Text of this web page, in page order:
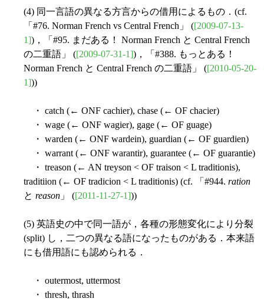
(4) 同一言語の異なる方言からの借用によるもの．(cf.
「#76. Norman French vs Central French」 ([2009-07-13-
1])，「#95. まだある！ Norman French と Central French
の二重語」 ([2009-07-31-1])，「#388. もっとある！
Norman French と Central French の二重語」 ([2010-05-20-
1]))
・ catch (← ONF cachier), chase (← OF chacier)
・ wage (← ONF wagier), gage (← OF guage)
・ warden (← ONF wardein), guardian (← OF guardien)
・ warrant (← ONF warantir), guarantee (← OF guarantie)
・ treason (← AN treyson < OF traison < L traditionis),
traditiion (← OF tradicion < L traditionis) (cf. 「#944. ration
と reason 」 ([2011-11-27-1]))
(5) 英語史の中で同一語が，各種の形態変化により分裂
(split) し，二つの異なる語になったものがある．本来語
にも借用語にも認められる．
・ outermost, uttermost
・ thresh, thrash